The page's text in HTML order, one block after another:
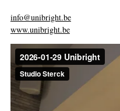
info@unibright.be
www.unibright.be